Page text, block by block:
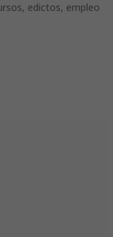
edictos, empleo